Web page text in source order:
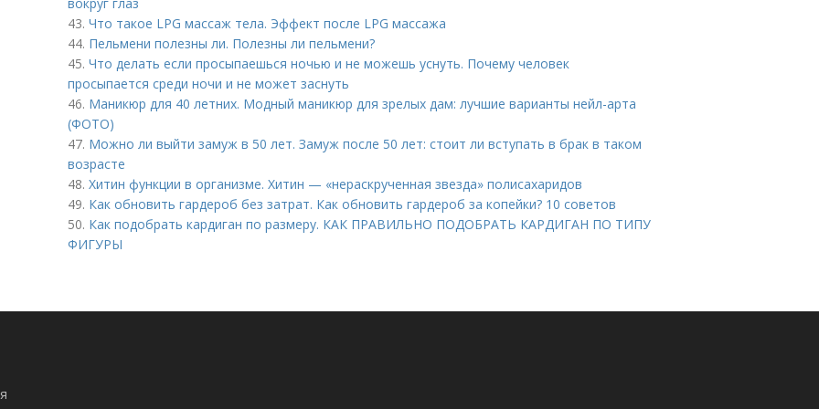
43. Что такое LPG массаж тела. Эффект после LPG массажа
44. Пельмени полезны ли. Полезны ли пельмени?
45. Что делать если просыпаешься ночью и не можешь уснуть. Почему человек
просыпается среди ночи и не может заснуть
46. Маникюр для 40 летних. Модный маникюр для зрелых дам: лучшие варианты нейл-арта
(ФОТО)
47. Можно ли выйти замуж в 50 лет. Замуж после 50 лет: стоит ли вступать в брак в таком
возрасте
48. Хитин функции в организме. Хитин — «нераскрученная звезда» полисахаридов
49. Как обновить гардероб без затрат. Как обновить гардероб за копейки? 10 советов
50. Как подобрать кардиган по размеру. КАК ПРАВИЛЬНО ПОДОБРАТЬ КАРДИГАН ПО ТИПУ
ФИГУРЫ